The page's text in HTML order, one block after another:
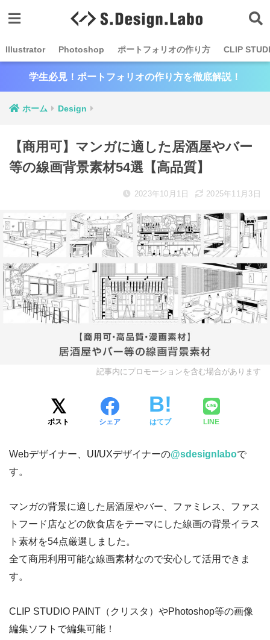
Illustrator Photoshop ポートフォリオの作り方 CLIP
学生必見！ポートフォリオの作り方を徹底解説！
ホーム Design
【商用可】マンガに適した居酒屋やバー
等の線画背景素材54選【高品質】
2023年10月1日 2025年11月3日
記事内にプロモーションを含む場合があります
ポスト シェア はてブ LINE
Webデザイナー、UI/UXデザイナーの@sdesignlaboで
す。
マンガの背景に適した居酒屋やバー、ファミレス、ファス
トフード店などの飲食店をテーマにした線画の背景イラス
ト素材を54点厳選しました。
全て商用利用可能な線画素材なので安心して活用できま
す。
CLIP STUDIO PAINT（クリスタ）やPhotoshop等の画像
編集ソフトで編集可能！